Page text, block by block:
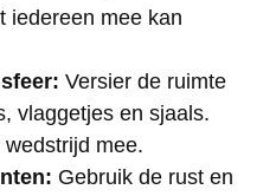
iedereen mee kan
Versier de ruimte
vlaggetjes en sjaals.
mee.
Gebruik de rust en